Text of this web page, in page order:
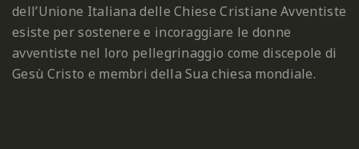
dell’Unione Italiana delle Chiese Cristiane Avventiste
esiste per sostenere e incoraggiare le donne
avventiste nel loro pellegrinaggio come discepole di
Gesù Cristo e membri della Sua chiesa mondiale.